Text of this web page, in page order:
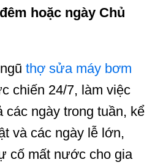
hoặc ngày Chủ
thợ sửa máy bơm
chiến 24/7, làm việc
các ngày trong tuần, kể
và các ngày lễ lớn,
cố mất nước cho gia